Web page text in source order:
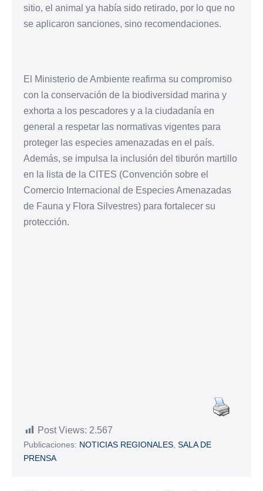
sitio, el animal ya había sido retirado, por lo que no
se aplicaron sanciones, sino recomendaciones.
El Ministerio de Ambiente reafirma su compromiso
con la conservación de la biodiversidad marina y
exhorta a los pescadores y a la ciudadanía en
general a respetar las normativas vigentes para
proteger las especies amenazadas en el país.
Además, se impulsa la inclusión del tiburón martillo
en la lista de la CITES (Convención sobre el
Comercio Internacional de Especies Amenazadas
de Fauna y Flora Silvestres) para fortalecer su
protección.
Post Views: 2.567
Publicaciones: NOTICIAS REGIONALES, SALA DE
PRENSA